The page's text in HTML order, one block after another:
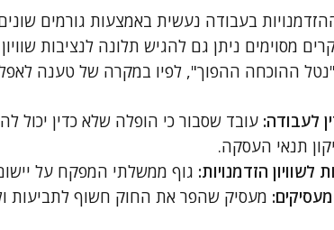
ההזדמנויות בעבודה נעשית באמצעות גורמים
מסוימים ניתן גם להגיש תלונה לנציבות
ההוכחה ההפוך", לפיו במקרה של טענה
לעבודה: עובד שסבור כי הופלה שלא כדין יכול
תנאי העסקה.
לשוויון הזדמנויות: גוף ממשלתי המפקח על
מעסיק שהפר את החוק חשוף לתביעות